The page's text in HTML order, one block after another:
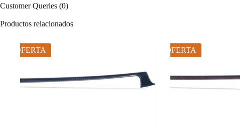
Customer Queries (0)
Productos relacionados
OFERTA OFERTA